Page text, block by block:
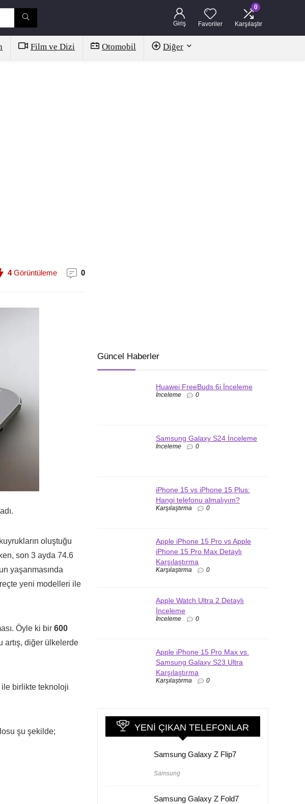
Giriş Favoriler
0
Karşılaştır
Film ve Dizi Otomobil Diğer
4Görüntüleme 0
oluştuğu
son 3 ayda 74.6
yaşanmasında
yeni modelleri ile
Öyle ki bir 600
artış, diğer ülkelerde
ile birlikte teknoloji
şu şekilde;
Güncel Haberler
Huawei FreeBuds 6i İnceleme
İnceleme 0
Samsung Galaxy S24 İnceleme
İnceleme 0
iPhone 15 vs iPhone 15 Plus:
Hangi telefonu almalıyım?
Karşılaştırma 0
Apple iPhone 15 Pro vs Apple
iPhone 15 Pro Max Detaylı
Karşılaştırma
Karşılaştırma 0
Apple Watch Ultra 2 Detaylı
İnceleme
İnceleme 0
Apple iPhone 15 Pro Max vs.
Samsung Galaxy S23 Ultra
Karşılaştırma
Karşılaştırma 0
YENI ÇIKAN TELEFONLAR
Samsung Galaxy Z Flip7
Samsung
Samsung Galaxy Z Fold7